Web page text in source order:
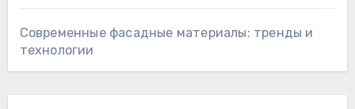
Современные фасадные материалы: тренды и
технологии